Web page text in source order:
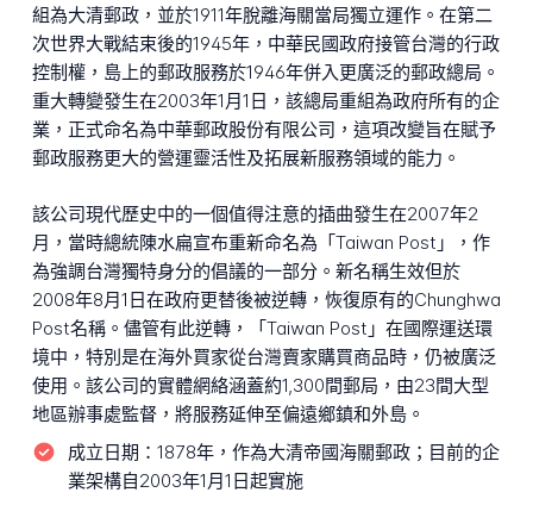
組為大清郵政，並於1911年脫離海關當局獨立運作。在第二
次世界大戰結束後的1945年，中華民國政府接管台灣的行政
控制權，島上的郵政服務於1946年併入更廣泛的郵政總局。
重大轉變發生在2003年1月1日，該總局重組為政府所有的企
業，正式命名為中華郵政股份有限公司，這項改變旨在賦予
郵政服務更大的營運靈活性及拓展新服務領域的能力。
該公司現代歷史中的一個值得注意的插曲發生在2007年2
月，當時總統陳水扁宣布重新命名為「Taiwan Post」，作
為強調台灣獨特身分的倡議的一部分。新名稱生效但於
2008年8月1日在政府更替後被逆轉，恢復原有的Chunghwa
Post名稱。儘管有此逆轉，「Taiwan Post」在國際運送環
境中，特別是在海外買家從台灣賣家購買商品時，仍被廣泛
使用。該公司的實體網絡涵蓋約1,300間郵局，由23間大型
地區辦事處監督，將服務延伸至偏遠鄉鎮和外島。
成立日期： 1878年，作為大清帝國海關郵政；目前的企
業架構自2003年1月1日起實施